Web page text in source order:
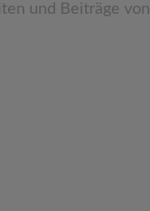
und Beiträge von